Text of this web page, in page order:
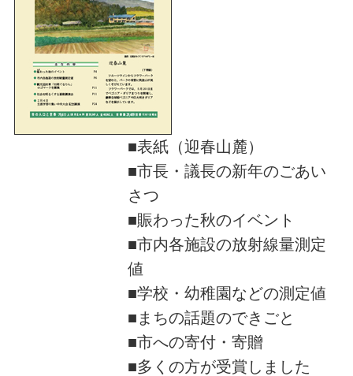
■表紙（迎春山麓）
■市長・議長の新年のごあい
さつ
■賑わった秋のイベント
■市内各施設の放射線量測定
値
■学校・幼稚園などの測定値
■まちの話題のできごと
■市への寄付・寄贈
■多くの方が受賞しました